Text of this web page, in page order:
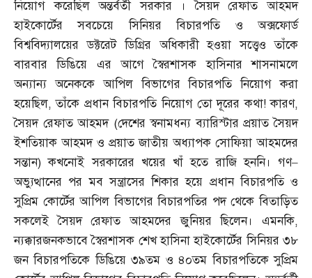
নিয়োগ করেছিল অন্তর্বর্তী সরকার । সৈয়দ রেফাত আহমদ
হাইকোর্টের সবচেয়ে সিনিয়র বিচারপতি ও অক্সফোর্ড
বিশ্ববিদ্যালয়ের ডক্টরেট ডিগ্রির অধিকারী হওয়া সত্ত্বেও তাঁকে
বারবার ডিঙিয়ে এর আগে স্বৈরশাসক হাসিনার শাসনামলে
অন্যান্য অনেককে আপিল বিভাগের বিচারপতি নিয়োগ করা
হয়েছিল,তাঁকে প্রধান বিচারপতি নিয়োগ তো দূরের কথা!কারণ,
সৈয়দ রেফাত আহমদ (দেশের স্বনামধন্য ব্যারিস্টার প্রয়াত সৈয়দ
ইশতিয়াক আহমদ ও প্রয়াত জাতীয় অধ্যাপক সোফিয়া আহমদের
সন্তান)কখনোই সরকারের খয়ের খাঁ হতে রাজি হননি। গণ–
অভ্যুত্থানের পর মব সন্ত্রাসের শিকার হয়ে প্রধান বিচারপতি ও
সুপ্রিম কোর্টের আপিল বিভাগের বিচারপতির পদ থেকে বিতাড়িত
সকলেই সৈয়দ রেফাত আহমদের জুনিয়র ছিলেন। এমনকি,
ন্যক্কারজনকভাবে স্বৈরশাসক শেখ হাসিনা হাইকোর্টের সিনিয়র ৩৮
জন বিচারপতিকে ডিঙিয়ে ৩৯তম ও ৪০তম বিচারপতিকে সুপ্রিম